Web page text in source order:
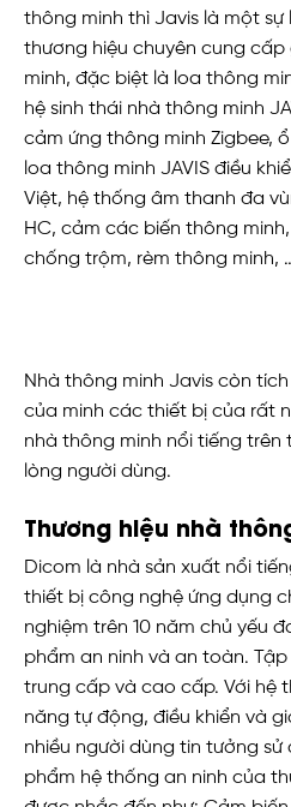
thông minh thì Javis là một
thương hiệu chuyên cung
minh, đặc biệt là loa thông
hệ sinh thái nhà thông minh
cảm ứng thông minh Zigbee,
loa thông minh JAVIS điều
Việt, hệ thống âm thanh đa
HC, cảm các biến thông
chống trộm, rèm thông minh,
Nhà thông minh Javis còn
của minh các thiết bị của rất
nhà thông minh nổi tiếng trên
lòng người dùng.
Thương hiệu nhà
Dicom là nhà sản xuất nổi
thiết bị công nghệ ứng dụng
nghiệm trên 10 năm chủ yếu
phẩm an ninh và an toàn.
trung cấp và cao cấp. Với hệ
năng tự động, điều khiển và
nhiều người dùng tin tưởng sử
phẩm hệ thống an ninh của